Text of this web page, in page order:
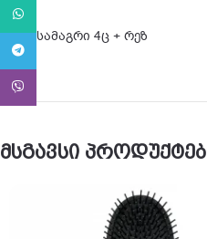
თმის სამაგრი 4ც + რეზ
მსგავსი